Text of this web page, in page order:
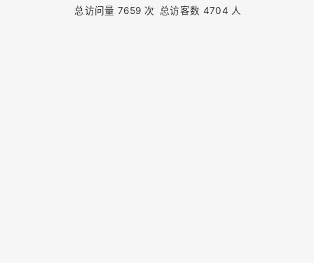
总访问量7659 次 总访客数 4704 人